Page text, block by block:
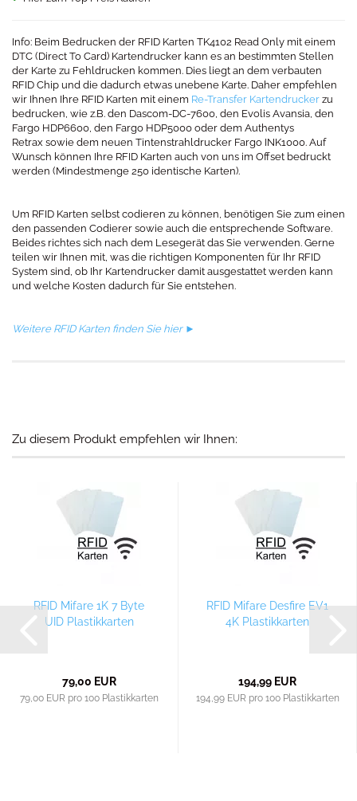
Info: Beim Bedrucken der RFID Karten TK4102 Read Only mit einem
DTC (Direct To Card) Kartendrucker kann es an bestimmten Stellen
der Karte zu Fehldrucken kommen. Dies liegt an dem verbauten
RFID Chip und die dadurch etwas unebene Karte. Daher empfehlen
wir Ihnen Ihre RFID Karten mit einem Re-Transfer Kartendrucker zu
bedrucken, wie z.B. den Dascom-DC-7600, den Evolis Avansia, den
Fargo HDP6600, den Fargo HDP5000 oder dem Authentys
Retrax sowie dem neuen Tintenstrahldrucker Fargo INK1000. Auf
Wunsch können Ihre RFID Karten auch von uns im Offset bedruckt
werden (Mindestmenge 250 identische Karten).
Um RFID Karten selbst codieren zu können, benötigen Sie zum einen
den passenden Codierer sowie auch die entsprechende Software.
Beides richtes sich nach dem Lesegerät das Sie verwenden. Gerne
teilen wir Ihnen mit, was die richtigen Komponenten für Ihr RFID
System sind, ob Ihr Kartendrucker damit ausgestattet werden kann
und welche Kosten dadurch für Sie entstehen.
Weitere RFID Karten finden Sie hier ►
Zu diesem Produkt empfehlen wir Ihnen:
RFID Mifare 1K 7 Byte
UID Plastikkarten
79,00 EUR
79,00 EUR pro 100 Plastikkarten
RFID Mifare Desfire EV1
4K Plastikkarten
194,99 EUR
194,99 EUR pro 100 Plastikkarten